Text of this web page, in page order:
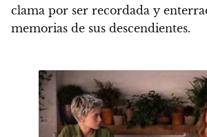
clama por ser recordada y
memorias de sus descendientes.